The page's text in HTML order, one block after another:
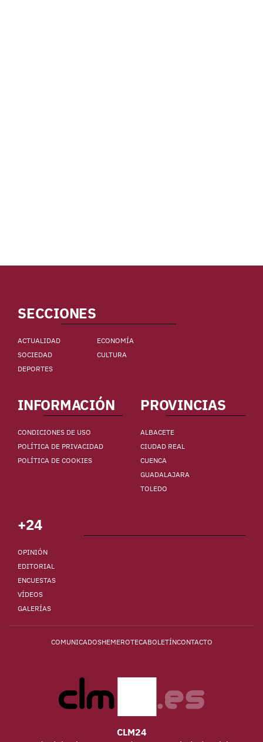
SECCIONES
ACTUALIDAD
ECONOMÍA
SOCIEDAD
CULTURA
DEPORTES
INFORMACIÓN
CONDICIONES DE USO
POLÍTICA DE PRIVACIDAD
POLÍTICA DE COOKIES
PROVINCIAS
ALBACETE
CIUDAD REAL
CUENCA
GUADALAJARA
TOLEDO
+24
OPINIÓN
EDITORIAL
ENCUESTAS
VÍDEOS
GALERÍAS
COMUNICADOSHEMEROTECABOLETÍNCONTACTO
CLM24